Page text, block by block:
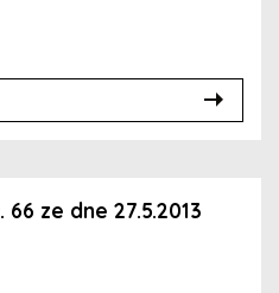
ze dne 27.5.2013